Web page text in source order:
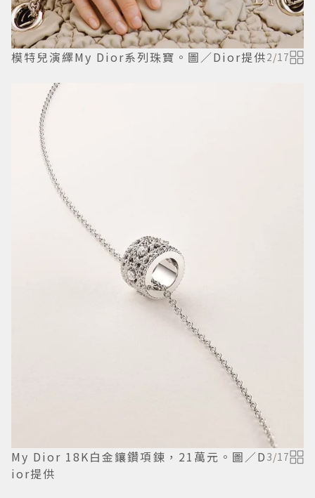
模特兒演繹My Dior系列珠寶。圖／Dior提供2/17
My Dior 18K白金鑲鑽項鍊，21萬元。圖／D
ior提供
3/17